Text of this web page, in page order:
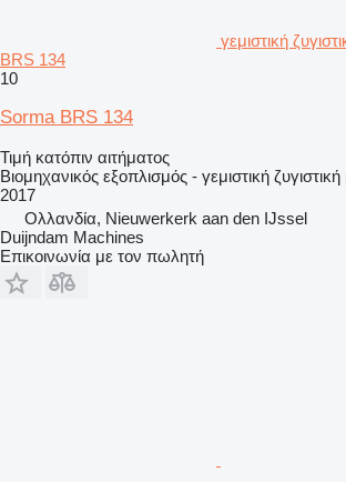
γεμιστική
BRS 134
10
Sorma BRS 134
Τιμή κατόπιν αιτήματος
Βιομηχανικός εξοπλισμός - γεμιστική
2017
Ολλανδία, Nieuwerkerk aan den IJssel
Duijndam Machines
Επικοινωνία με τον πωλητή